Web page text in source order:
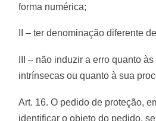
forma numérica;
II – ter denominação diferente
III – não induzir a erro quanto
intrínsecas ou quanto à sua
Art. 16. O pedido de proteção,
identificar o objeto do pedido,